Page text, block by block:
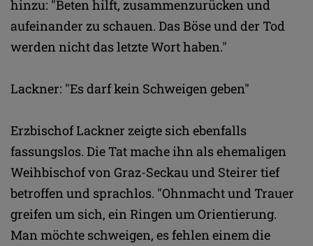
hinzu: "Beten hilft, zusammenzurücken und
aufeinander zu schauen. Das Böse und der Tod
werden nicht das letzte Wort haben."
Lackner: "Es darf kein Schweigen geben"
Erzbischof Lackner zeigte sich ebenfalls
fassungslos. Die Tat mache ihn als ehemaligen
Weihbischof von Graz-Seckau und Steirer tief
betroffen und sprachlos. "Ohnmacht und Trauer
greifen um sich, ein Ringen um Orientierung.
Man möchte schweigen, es fehlen einem die